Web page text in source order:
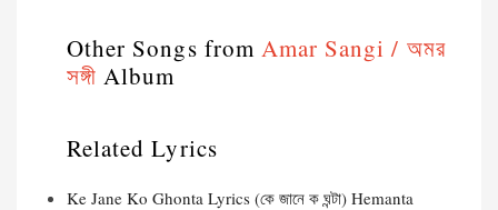
Other Songs from Amar Sangi / অমর
সঙ্গী Album
Related Lyrics
Ke Jane Ko Ghonta Lyrics (কে জানে ক ঘন্টা) Hemanta